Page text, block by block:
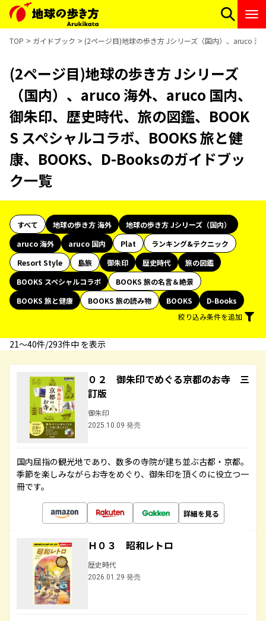
TOP ガイドブック (2ページ目)地球の歩き方 Jシリーズ（国内）、aruco 海
(2ページ目)地球の歩き方 Jシリーズ
（国内）、aruco 海外、aruco 国内、
御朱印、歴史時代、旅の図鑑、BOOK
S スペシャルコラボ、BOOKS 旅と健
康、BOOKS、D-Booksのガイドブッ
ク一覧
すべて 地球の歩き方 海外
地球の歩き方 Jシリーズ（国内）
aruco 海外
aruco 国内 Plat
ランキング&テクニック
Resort Style
島旅 御朱印 歴史時代
旅の図鑑
BOOKS スペシャルコラボ
BOOKS 旅の名言＆絶景
BOOKS 旅と健康
BOOKS 旅の読み物 BOOKS
D-Books
絞り込み条件を追加
21〜40件/293件中 を表示
０２ 御朱印でめぐる京都のお寺 三
訂版
御朱印
2025.10.09 発売
国内屈指の観光地であり、数多の寺院が建ち並ぶ古都・京都。
季節を楽しみながらお寺をめぐり、御朱印を頂くのに役立つ一
冊です。
詳細を見る
Ｈ０３ 昭和レトロ
歴史時代
2026.01.29 発売